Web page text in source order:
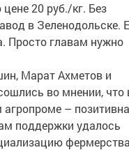
20 руб./кг. Без
в Зеленодольске.
Просто главам нужно
Марат Ахметов и
во мнении, что
–
поддержки удалось